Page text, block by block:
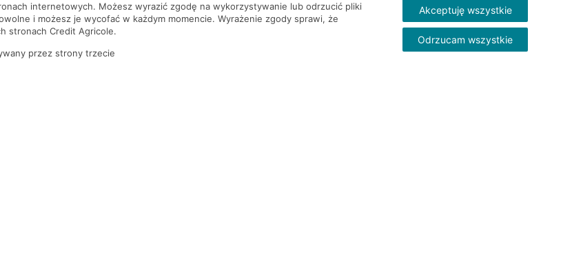
internetowych. Możesz wyrazić zgodę na wykorzystywanie lub odrzucić pliki
i możesz je wycofać w każdym momencie. Wyrażenie zgody sprawi, że
stronach Credit Agricole.
przez strony trzecie
Akceptuję wszystkie
Odrzucam wszystkie